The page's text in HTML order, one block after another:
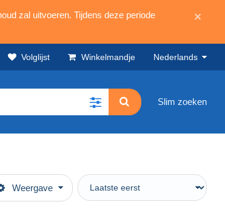
zal uitvoeren. Tijdens deze periode
×
Volglijst Winkelmandje Nederlands
Slim zoeken
Weergave